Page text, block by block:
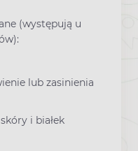
(występują u
lub zasinienia
i białek